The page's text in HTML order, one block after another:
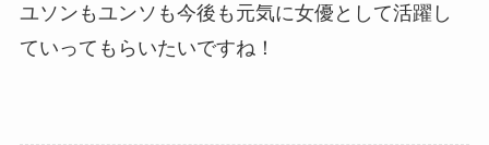
ユソンもユンソも今後も元気に女優として活躍し
ていってもらいたいですね！